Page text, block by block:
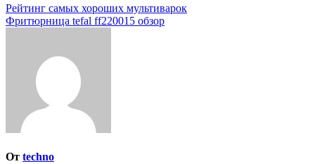
Навигация
записям
Рейтинг самых хороших мультиварок
Фритюрница tefal ff220015 обзор
От techno